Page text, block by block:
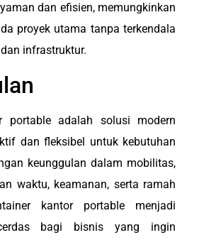
dan efisien, memungkinkan
proyek utama tanpa terkendala
infrastruktur.
portable adalah solusi modern
dan fleksibel untuk kebutuhan
keunggulan dalam mobilitas,
waktu, keamanan, serta ramah
kantor portable menjadi
bagi bisnis yang ingin